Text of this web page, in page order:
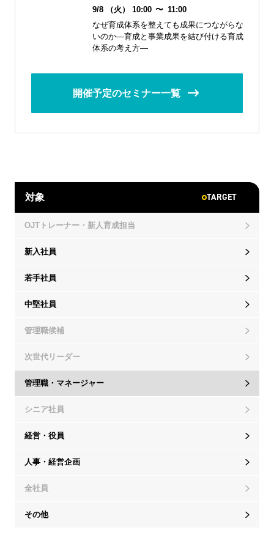
9/8 （火） 10:00 〜 11:00
なぜ育成体系を整えても成果につながらな
いのか―育成と事業成果を結び付ける育成
体系の考え方―
開催予定のセミナー一覧
対象 TARGET
OJTトレーナー・新人育成担当
新入社員
若手社員
中堅社員
管理職候補
次世代リーダー
管理職・マネージャー
シニア社員
経営・役員
人事・経営企画
全社員
その他